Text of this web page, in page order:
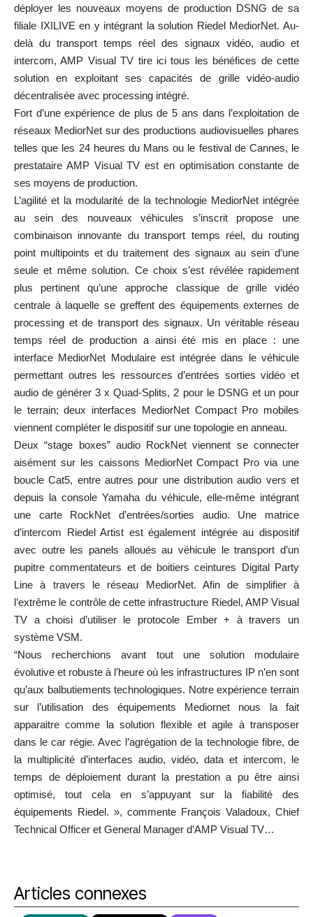
déployer les nouveaux moyens de production DSNG de sa
filiale IXILIVE en y intégrant la solution Riedel MediorNet. Au-
delà du transport temps réel des signaux vidéo, audio et
intercom, AMP Visual TV tire ici tous les bénéfices de cette
solution en exploitant ses capacités de grille vidéo-audio
décentralisée avec processing intégré.
Fort d’une expérience de plus de 5 ans dans l’exploitation de
réseaux MediorNet sur des productions audiovisuelles phares
telles que les 24 heures du Mans ou le festival de Cannes, le
prestataire AMP Visual TV est en optimisation constante de
ses moyens de production.
L’agilité et la modularité de la technologie MediorNet intégrée
au sein des nouveaux véhicules s’inscrit propose une
combinaison innovante du transport temps réel, du routing
point multipoints et du traitement des signaux au sein d’une
seule et même solution. Ce choix s’est révélée rapidement
plus pertinent qu’une approche classique de grille vidéo
centrale à laquelle se greffent des équipements externes de
processing et de transport des signaux. Un véritable réseau
temps réel de production a ainsi été mis en place : une
interface MediorNet Modulaire est intégrée dans le véhicule
permettant outres les ressources d’entrées sorties vidéo et
audio de générer 3 x Quad-Splits, 2 pour le DSNG et un pour
le terrain; deux interfaces MediorNet Compact Pro mobiles
viennent compléter le dispositif sur une topologie en anneau.
Deux “stage boxes” audio RockNet viennent se connecter
aisément sur les caissons MediorNet Compact Pro via une
boucle Cat5, entre autres pour une distribution audio vers et
depuis la console Yamaha du véhicule, elle-même intégrant
une carte RockNet d’entrées/sorties audio. Une matrice
d’intercom Riedel Artist est également intégrée au dispositif
avec outre les panels alloués au véhicule le transport d’un
pupitre commentateurs et de boitiers ceintures Digital Party
Line à travers le réseau MediorNet. Afin de simplifier à
l’extrême le contrôle de cette infrastructure Riedel, AMP Visual
TV a choisi d’utiliser le protocole Ember + à travers un
système VSM.
“Nous recherchions avant tout une solution modulaire
évolutive et robuste à l’heure où les infrastructures IP n’en sont
qu’aux balbutiements technologiques. Notre expérience terrain
sur l’utilisation des équipements Mediornet nous la fait
apparaitre comme la solution flexible et agile à transposer
dans le car régie. Avec l’agrégation de la technologie fibre, de
la multiplicité d’interfaces audio, vidéo, data et intercom, le
temps de déploiement durant la prestation a pu être ainsi
optimisé, tout cela en s’appuyant sur la fiabilité des
équipements Riedel. », commente François Valadoux, Chief
Technical Officer et General Manager d’AMP Visual TV…
Articles connexes